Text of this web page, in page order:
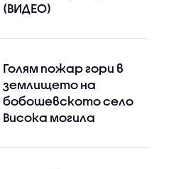
(ВИДЕО)
Голям пожар гори в
землището на
бобошевското село
Висока могила